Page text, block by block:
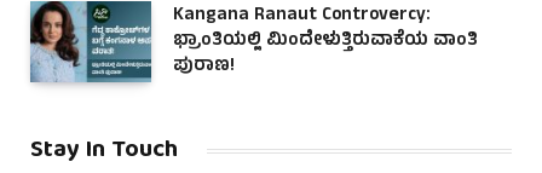
Kangana Ranaut Controvercy:
ಭ್ರಾಂತಿಯಲ್ಲಿ ಮಿಂದೇಳುತ್ತಿರುವಾಕೆಯ ವಾಂತಿ
ಪುರಾಣ!
Stay In Touch